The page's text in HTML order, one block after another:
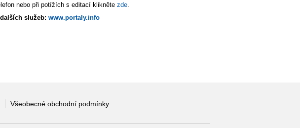
nebo při potížích s editací klikněte zde
služeb: www.portaly.info
Všeobecné obchodní podmínky